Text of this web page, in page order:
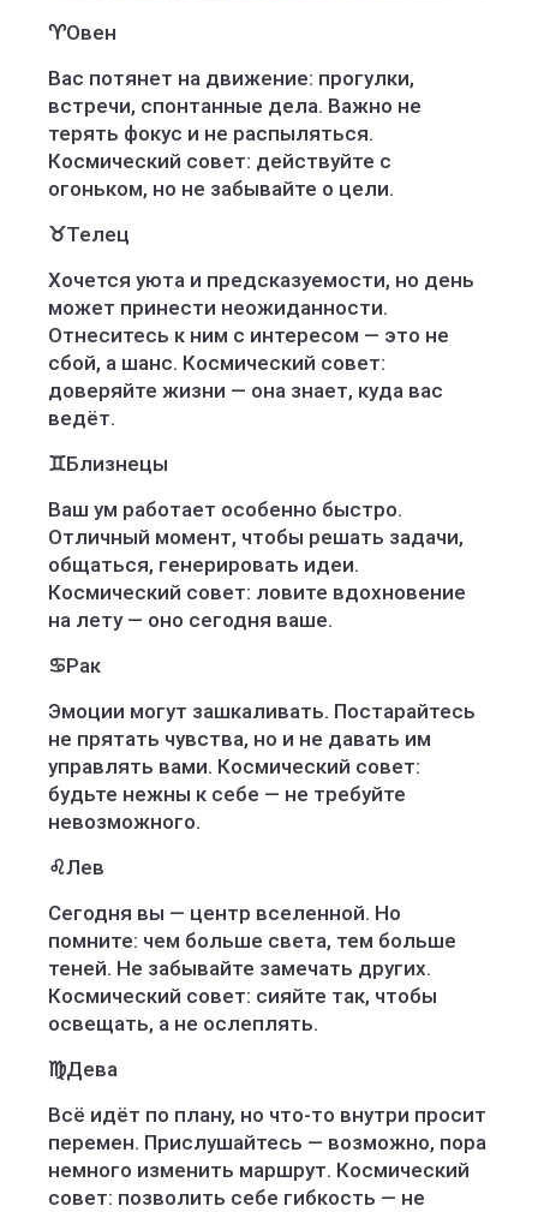
♈Овен
Вас потянет на движение: прогулки,
встречи, спонтанные дела. Важно не
терять фокус и не распыляться.
Космический совет: действуйте с
огоньком, но не забывайте о цели.
♉Телец
Хочется уюта и предсказуемости, но день
может принести неожиданности.
Отнеситесь к ним с интересом — это не
сбой, а шанс. Космический совет:
доверяйте жизни — она знает, куда вас
ведёт.
♊Близнецы
Ваш ум работает особенно быстро.
Отличный момент, чтобы решать задачи,
общаться, генерировать идеи.
Космический совет: ловите вдохновение
на лету — оно сегодня ваше.
♋Рак
Эмоции могут зашкаливать. Постарайтесь
не прятать чувства, но и не давать им
управлять вами. Космический совет:
будьте нежны к себе — не требуйте
невозможного.
♌Лев
Сегодня вы — центр вселенной. Но
помните: чем больше света, тем больше
теней. Не забывайте замечать других.
Космический совет: сияйте так, чтобы
освещать, а не ослеплять.
♍Дева
Всё идёт по плану, но что-то внутри просит
перемен. Прислушайтесь — возможно, пора
немного изменить маршрут. Космический
совет: позволить себе гибкость — не